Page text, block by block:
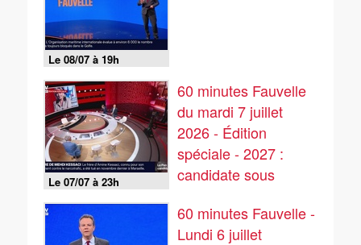
Le 08/07 à 19h
Le 07/07 à 23h
60 minutes Fauvelle
du mardi 7 juillet
2026 - Édition
spéciale - 2027 :
candidate sous
trancher.
60 minutes Fauvelle -
Lundi 6 juillet